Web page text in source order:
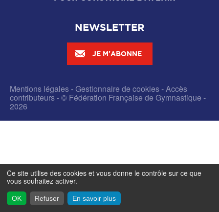
NEWSLETTER
JE M'ABONNE
Mentions légales-Gestionnaire de cookies-Accès
contributeurs- © Fédération Française de Gymnastique -
2026
Ce site utilise des cookies et vous donne le contrôle sur ce que
vous souhaitez activer.
OK Refuser En savoir plus